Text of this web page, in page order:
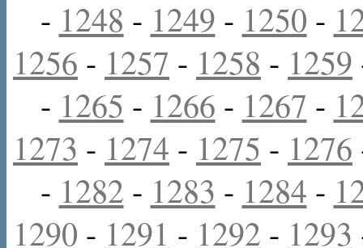
- 1248 - 1249 - 1250 -
1256 - 1257 - 1258 - 1259
- 1265 - 1266 - 1267 -
1273 - 1274 - 1275 - 1276
- 1282 - 1283 - 1284 -
1290 - 1291 - 1292 - 1293